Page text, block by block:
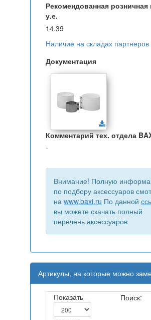
Рекомендованная розничная
у.е.
14.39
Наличие на складах партнеров
Документация
Комментарий тех. отдела
-
Внимание! Полную
по подбору аксессуаров
на www.baxi.ru По данной
вы можете скачать полный
перечень аксессуаров
Артикулы, на которые можно
Показать Поиск: